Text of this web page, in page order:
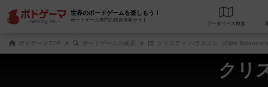
世界のボードゲームを楽しもう！
ボードゲーム専門の総合情報サイト
データベース
ボドゲーマTOP ボードゲームの検索 クリスティ バラネスク（Cristi
クリ